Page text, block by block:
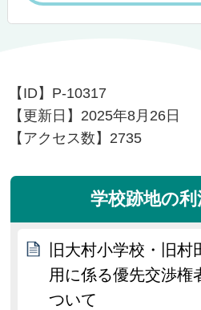
【ID】 P-10317
【更新日】 2025年8月26日
【アクセス数】 2735
学校跡地の
旧大村小学校・旧
用に係る優先交渉権
ついて